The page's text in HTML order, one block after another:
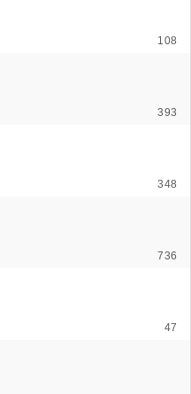
108
393
348
736
47